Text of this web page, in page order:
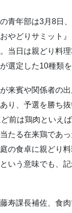
年部は3月8日
やどりサミット
当日は親どり料
選定した10種類を
来賓や関係者の
り、予選を勝ち抜
前は鶏肉といえ
たる在来鶏であ
の食卓に親どり
いう意味でも、記
寿課長補佐、食肉